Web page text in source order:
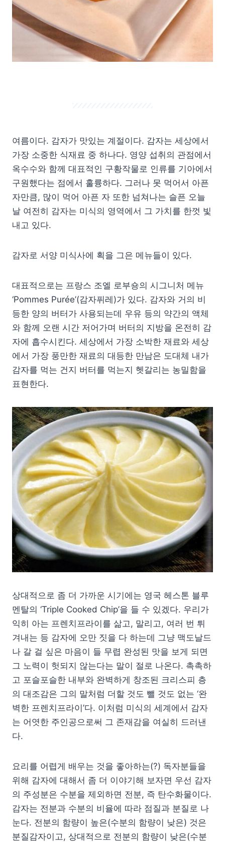
여름이다. 감자가 맛있는 계절이다. 감자는 세상에서
가장 소중한 식재료 중 하나다. 영양 섭취의 관점에서
옥수수와 함께 대표적인 구황작물로 인류를 기아에서
구원했다는 점에서 훌륭하다. 그러나 못 먹어서 아픈
자만큼, 많이 먹어 아픈 자 또한 넘쳐나는 슬픈 오늘
날 여전히 감자는 미식의 영역에서 그 가치를 한껏 빛
내고 있다.
감자로 서양 미식사에 획을 그은 메뉴들이 있다.
대표적으로는 프랑스 조엘 로부숑의 시그니처 메뉴
‘Pommes Purée’(감자퓌레)가 있다. 감자와 거의 비
등한 양의 버터가 사용되는데 우유 등의 약간의 액체
와 함께 오랜 시간 저어가며 버터의 지방을 온전히 감
자에 흡수시킨다. 세상에서 가장 소박한 재료와 세상
에서 가장 풍만한 재료의 대등한 만남은 도대체 내가
감자를 먹는 건지 버터를 먹는지 헷갈리는 농밀함을
표현한다.
상대적으로 좀 더 가까운 시기에는 영국 헤스톤 블루
멘탈의 ‘Triple Cooked Chip’을 들 수 있겠다. 우리가
익히 아는 프렌치프라이를 삶고, 말리고, 여러 번 튀
겨내는 등 감자에 오만 짓을 다 하는데 그냥 맥도날드
나 갈 걸 싶은 마음이 들 무렵 완성된 맛을 보게 되면
그 노력이 헛되지 않는다는 말이 절로 나온다. 촉촉하
고 포슬포슬한 내부와 완벽하게 창조된 크리스피 층
의 대조감은 그의 말처럼 더할 것도 뺄 것도 없는 ‘완
벽한 프렌치프라이’다. 이처럼 미식의 세계에서 감자
는 어엿한 주인공으로써 그 존재감을 여실히 드러낸
다.
요리를 어렵게 배우는 것을 좋아하는(?) 독자분들을
위해 감자에 대해서 좀 더 이야기해 보자면 우선 감자
의 주성분은 수분을 제외하면 전분, 즉 탄수화물이다.
감자는 전분과 수분의 비율에 따라 점질과 분질로 나
눈다. 전분의 함량이 높은(수분의 함량이 낮은) 것은
분질감자이고, 상대적으로 전분의 함량이 낮은(수분